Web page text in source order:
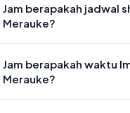
Jam berapakah jadwal
Merauke?
Jam berapakah waktu
Merauke?